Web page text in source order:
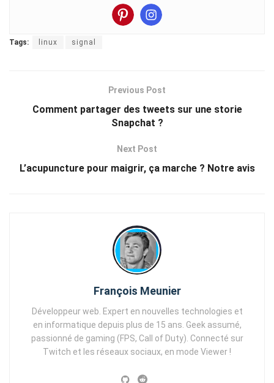
Tags: linux signal
Previous Post
Comment partager des tweets sur une storie
Snapchat ?
Next Post
L’acupuncture pour maigrir, ça marche ? Notre avis
François Meunier
Développeur web. Expert en nouvelles technologies et
en informatique depuis plus de 15 ans. Geek assumé,
passionné de gaming (FPS, Call of Duty). Connecté sur
Twitch et les réseaux sociaux, en mode Viewer !